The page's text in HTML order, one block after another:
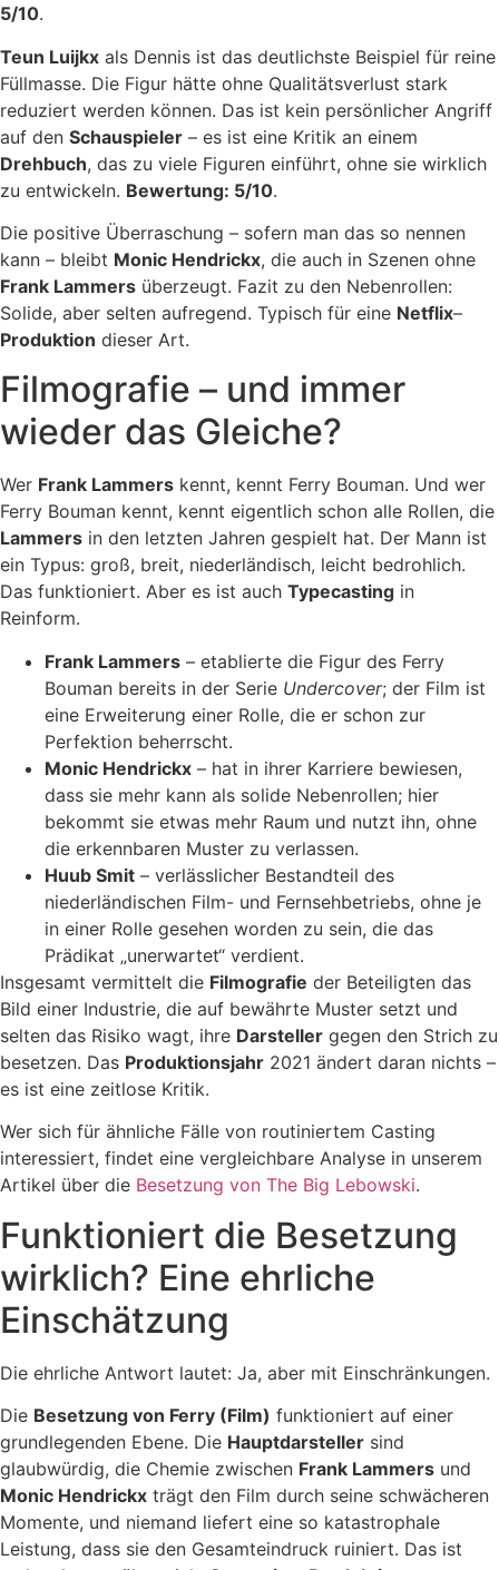
5/10.
Teun Luijkx als Dennis ist das deutlichste Beispiel für reine
Füllmasse. Die Figur hätte ohne Qualitätsverlust stark
reduziert werden können. Das ist kein persönlicher Angriff
auf den Schauspieler – es ist eine Kritik an einem
Drehbuch, das zu viele Figuren einführt, ohne sie wirklich
zu entwickeln. Bewertung: 5/10.
Die positive Überraschung – sofern man das so nennen
kann – bleibt Monic Hendrickx, die auch in Szenen ohne
Frank Lammers überzeugt. Fazit zu den Nebenrollen:
Solide, aber selten aufregend. Typisch für eine Netflix–
Produktion dieser Art.
Filmografie – und immer
wieder das Gleiche?
Wer Frank Lammers kennt, kennt Ferry Bouman. Und wer
Ferry Bouman kennt, kennt eigentlich schon alle Rollen, die
Lammers in den letzten Jahren gespielt hat. Der Mann ist
ein Typus: groß, breit, niederländisch, leicht bedrohlich.
Das funktioniert. Aber es ist auch Typecasting in
Reinform.
Frank Lammers – etablierte die Figur des Ferry
Bouman bereits in der Serie Undercover; der Film ist
eine Erweiterung einer Rolle, die er schon zur
Perfektion beherrscht.
Monic Hendrickx – hat in ihrer Karriere bewiesen,
dass sie mehr kann als solide Nebenrollen; hier
bekommt sie etwas mehr Raum und nutzt ihn, ohne
die erkennbaren Muster zu verlassen.
Huub Smit – verlässlicher Bestandteil des
niederländischen Film- und Fernsehbetriebs, ohne je
in einer Rolle gesehen worden zu sein, die das
Prädikat „unerwartet“ verdient.
Insgesamt vermittelt die Filmografie der Beteiligten das
Bild einer Industrie, die auf bewährte Muster setzt und
selten das Risiko wagt, ihre Darsteller gegen den Strich zu
besetzen. Das Produktionsjahr 2021 ändert daran nichts –
es ist eine zeitlose Kritik.
Wer sich für ähnliche Fälle von routiniertem Casting
interessiert, findet eine vergleichbare Analyse in unserem
Artikel über die Besetzung von The Big Lebowski.
Funktioniert die Besetzung
wirklich? Eine ehrliche
Einschätzung
Die ehrliche Antwort lautet: Ja, aber mit Einschränkungen.
Die Besetzung von Ferry (Film) funktioniert auf einer
grundlegenden Ebene. Die Hauptdarsteller sind
glaubwürdig, die Chemie zwischen Frank Lammers und
Monic Hendrickx trägt den Film durch seine schwächeren
Momente, und niemand liefert eine so katastrophale
Leistung, dass sie den Gesamteindruck ruiniert. Das ist